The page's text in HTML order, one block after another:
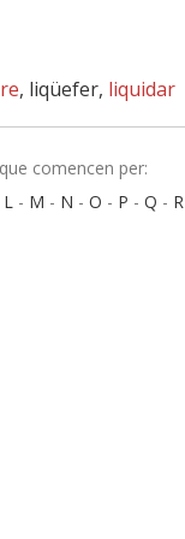
, liqüefer, liquidar
comencen per:
L - M - N - O - P - Q - R